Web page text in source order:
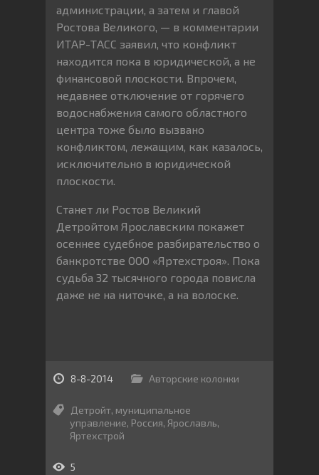
администрации, а затем и главой
Ростова Великого, — в комментарии
ИТАР-ТАСС заявил, что конфликт
находится пока в юридической, а не
финансовой плоскости. Впрочем,
недавнее отключение от горячего
водоснабжения самого областного
центра тоже было вызвано
конфликтом, лежащим, как казалось,
исключительно в юридической
плоскости.
Станет ли Ростов Великий
Детройтом Ярославским покажет
осеннее судебное разбирательство о
банкротстве ООО «Яртехстроя». Пока
судьба 32 тысячного города повисла
даже не на ниточке, а на волоске.
8-8-2014 Авторские колонки
Детройт, муниципальное
управление, Россия, Ярославль,
Яртехстрой
5